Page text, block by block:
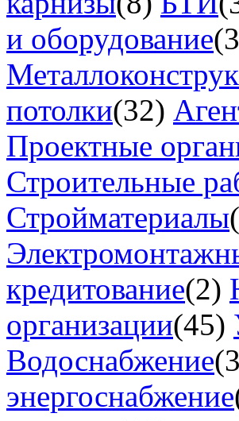
и оборудование
потолки(32)
Проектные
Строительные
Стройматериалы
кредитование(2)
организации(45)
Водоснабжение
энергоснабжение